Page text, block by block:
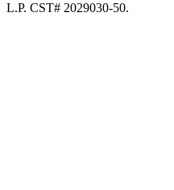
L.P. CST# 2029030-50.